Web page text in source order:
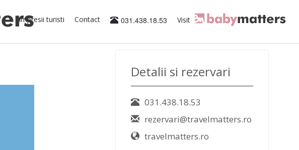
Impresii turisti Contact 031.438.18.53 Visit
Detalii si rezervari
031.438.18.53
rezervari@travelmatters.ro
travelmatters.ro